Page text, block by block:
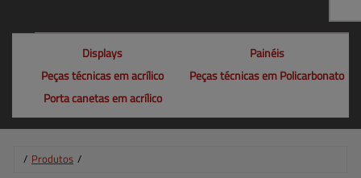
Displays
Painéis
Peças técnicas em acrílico
Peças técnicas em Policarbonato
Porta canetas em acrílico
/ Produtos /